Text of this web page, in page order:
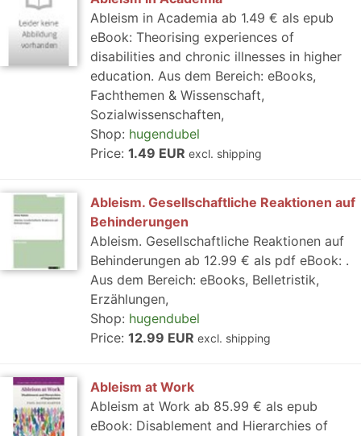
Ableism in Academia ab 1.49 € als epub
eBook: Theorising experiences of
disabilities and chronic illnesses in higher
education. Aus dem Bereich: eBooks,
Fachthemen & Wissenschaft,
Sozialwissenschaften,
Shop: hugendubel
Price: 1.49 EUR excl. shipping
Ableism. Gesellschaftliche Reaktionen auf
Behinderungen
Ableism. Gesellschaftliche Reaktionen auf
Behinderungen ab 12.99 € als pdf eBook: .
Aus dem Bereich: eBooks, Belletristik,
Erzählungen,
Shop: hugendubel
Price: 12.99 EUR excl. shipping
Ableism at Work
Ableism at Work ab 85.99 € als epub
eBook: Disablement and Hierarchies of